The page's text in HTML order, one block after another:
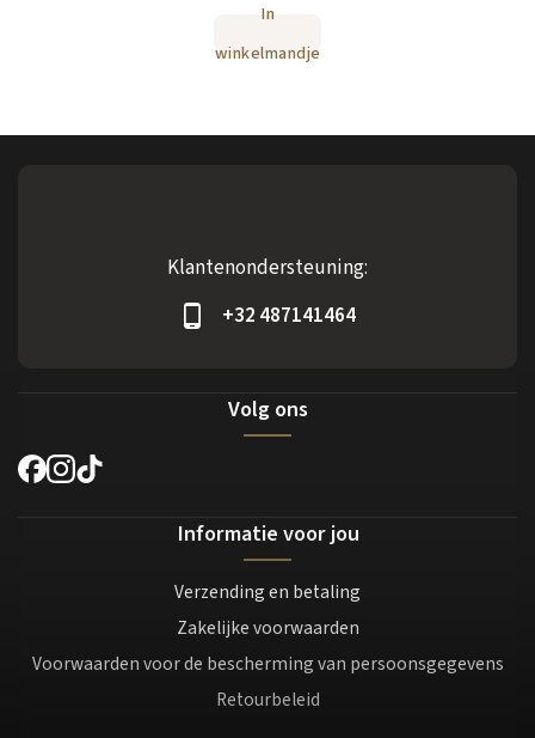
In
winkelmandje
Klantenondersteuning:
+32 487141464
Volg ons
Informatie voor jou
Verzending en betaling
Zakelijke voorwaarden
Voorwaarden voor de bescherming van persoonsgegevens
Retourbeleid